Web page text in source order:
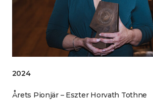
2024
Årets Pionjär – Eszter Horvath Tothne